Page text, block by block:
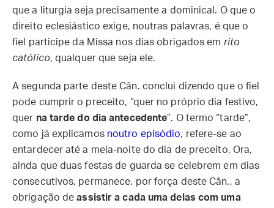
que a liturgia seja precisamente a dominical. O que o
direito eclesiástico exige, noutras palavras, é que o
fiel participe da Missa nos dias obrigados em rito
católico, qualquer que seja ele.
A segunda parte deste Cân. conclui dizendo que o fiel
pode cumprir o preceito, “quer no próprio dia festivo,
quer na tarde do dia antecedente”. O termo “tarde”,
como já explicamos noutro episódio, refere-se ao
entardecer até a meia-noite do dia de preceito. Ora,
ainda que duas festas de guarda se celebrem em dias
consecutivos, permanece, por força deste Cân., a
obrigação deassistir a cada uma delas com uma